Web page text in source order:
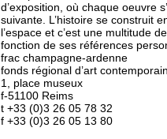
d’exposition, où chaque oeuvre
suivante. L’histoire se construit
l’espace et c’est une multitude
fonction de ses références
frac champagne-ardenne
fonds régional d’art contemporain
1, place museux
f-51100 Reims
t +33 (0)3 26 05 78 32
f +33 (0)3 26 05 13 80